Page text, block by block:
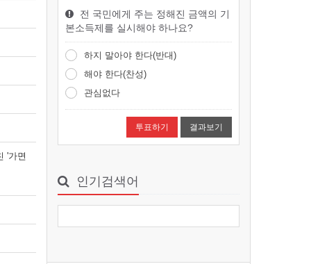
'가면
놀이·명상·불교영화 체험대전파라
미타청소년협회는 8월4일부터…
두 함께 즐겁게 놀자!”동원사 여름캠
프광주 동원사(…
‘의문’총무원장 스님 …
전 국민에게 주는 정해진 금액의 기
본소득제를 실시해야 하나요?
하지 말아야 한다(반대)
해야 한다(찬성)
관심없다
결과보기
인기검색어